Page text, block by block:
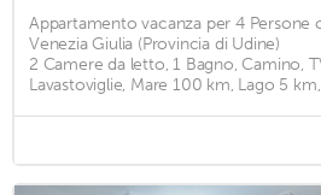
Appartamento vacanza per 4 Persone
Venezia Giulia (Provincia di Udine)
2 Camere da letto, 1 Bagno, Camino,
Lavastoviglie, Mare 100 km, Lago 5 km,